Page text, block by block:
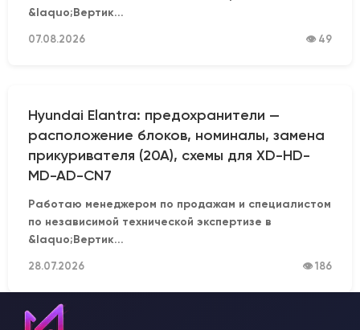
&laquo;Вертик...
07.08.2026 👁 49
Hyundai Elantra: предохранители —
расположение блоков, номиналы, замена
прикуривателя (20А), схемы для XD-HD-
MD-AD-CN7
Работаю менеджером по продажам и специалистом
по независимой технической экспертизе в
&laquo;Вертик...
28.07.2026 👁 186